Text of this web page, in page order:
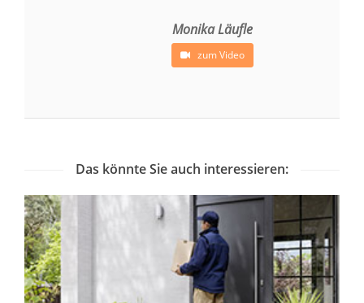
Monika Läufle
zum Video
Das könnte Sie auch interessieren: